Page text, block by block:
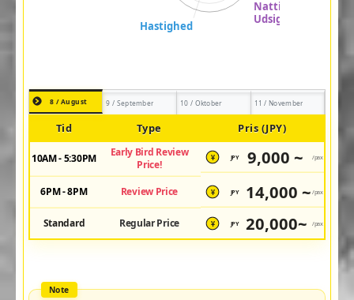
8 / August 9 / September 10 / Oktober 11 / November
Tid Type Pris (JPY)
10AM - 5:30PM
Early Bird Review
Price!
¥ JPY 9,000 ~ /pax
6PM - 8PM Review Price ¥ JPY 14,000 ~ /pax
Standard Regular Price ¥ JPY 20,000~ /pax